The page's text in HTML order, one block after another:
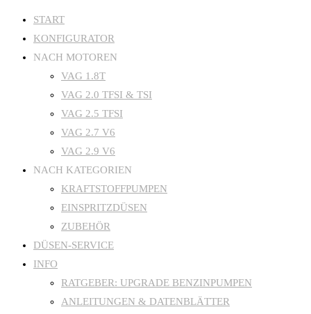
Zum
Inhalt
START
KONFIGURATOR
NACH MOTOREN
VAG 1.8T
VAG 2.0 TFSI & TSI
VAG 2.5 TFSI
VAG 2.7 V6
VAG 2.9 V6
NACH KATEGORIEN
KRAFTSTOFFPUMPEN
EINSPRITZDÜSEN
ZUBEHÖR
DÜSEN-SERVICE
INFO
RATGEBER: UPGRADE BENZINPUMPEN
ANLEITUNGEN & DATENBLÄTTER